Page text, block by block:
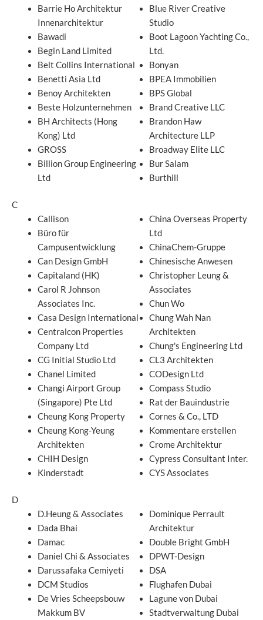
Barrie Ho Architektur
Innenarchitektur
Bawadi
Begin Land Limited
Belt Collins International
Benetti Asia Ltd
Benoy Architekten
Beste Holzunternehmen
BH Architects (Hong
Kong) Ltd
GROSS
Billion Group Engineering
Ltd
Blue River Creative
Studio
Boot Lagoon Yachting Co.,
Ltd.
Bonyan
BPEA Immobilien
BPS Global
Brand Creative LLC
Brandon Haw
Architecture LLP
Broadway Elite LLC
Bur Salam
Burthill
C
Callison
Büro für
Campusentwicklung
Can Design GmbH
Capitaland (HK)
Carol R Johnson
Associates Inc.
Casa Design International
Centralcon Properties
Company Ltd
CG Initial Studio Ltd
Chanel Limited
Changi Airport Group
(Singapore) Pte Ltd
Cheung Kong Property
Cheung Kong-Yeung
Architekten
CHIH Design
Kinderstadt
China Overseas Property
Ltd
ChinaChem-Gruppe
Chinesische Anwesen
Christopher Leung &
Associates
Chun Wo
Chung Wah Nan
Architekten
Chung's Engineering Ltd
CL3 Architekten
CODesign Ltd
Compass Studio
Rat der Bauindustrie
Cornes & Co., LTD
Kommentare erstellen
Crome Architektur
Cypress Consultant Inter.
CYS Associates
D
D.Heung & Associates
Dada Bhai
Damac
Daniel Chi & Associates
Darussafaka Cemiyeti
DCM Studios
De Vries Scheepsbouw
Makkum BV
Dominique Perrault
Architektur
Double Bright GmbH
DPWT-Design
DSA
Flughafen Dubai
Lagune von Dubai
Stadtverwaltung Dubai